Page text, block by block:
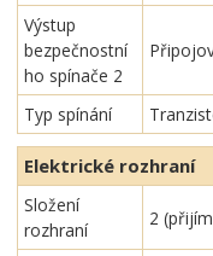
Výstup
bezpečnostní
ho spínače 2
Typ spínání
Elektrické rozhraní
Složení
rozhraní
2